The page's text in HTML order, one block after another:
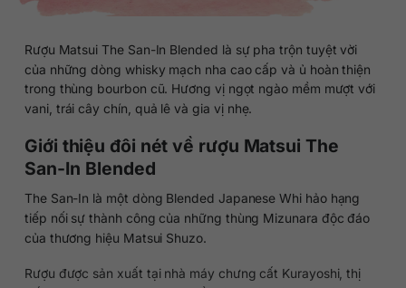
Rượu Matsui The San-In Blended là sự pha trộn tuyệt vời
của những dòng whisky mạch nha cao cấp và ủ hoàn thiện
trong thùng bourbon cũ. Hương vị ngọt ngào mềm mượt với
vani, trái cây chín, quả lê và gia vị nhẹ.
Giới thiệu đôi nét về rượu Matsui The
San-In Blended
The San-In là một dòng Blended Japanese Whi hảo hạng
tiếp nối sự thành công của những thùng Mizunara độc đáo
của thương hiệu Matsui Shuzo.
Rượu được sản xuất tại nhà máy chưng cất Kurayoshi, thị